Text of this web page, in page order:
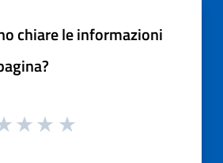
chiare le informazioni